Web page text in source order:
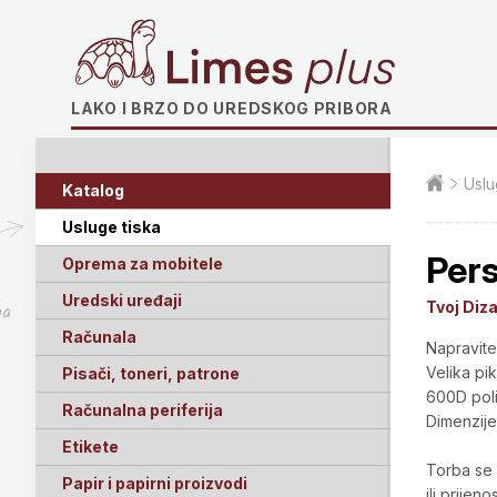
LAKO I BRZO DO UREDSKOG PRIBORA
Katalog
Usluge tiska
Oprema za mobitele
Uredski uređaji
Računala
Pisači, toneri, patrone
Računalna periferija
Etikete
Papir i papirni proizvodi
Tvoj
Velika
600D
Torba se